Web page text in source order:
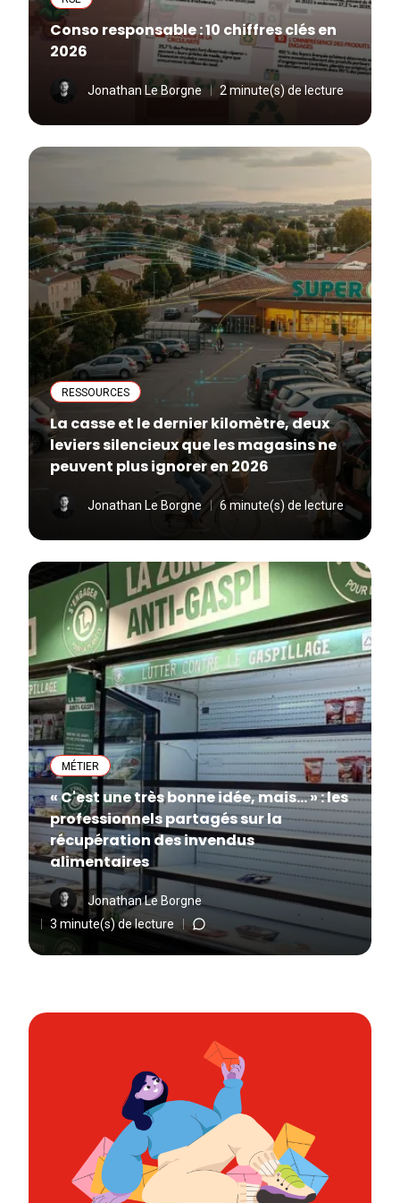
Conso responsable : 10 chiffres clés en
2026
Jonathan Le Borgne 2 minute(s) de lecture
RESSOURCES
La casse et le dernier kilomètre, deux
leviers silencieux que les magasins ne
peuvent plus ignorer en 2026
Jonathan Le Borgne 6 minute(s) de lecture
MÉTIER
« C'est une très bonne idée, mais... » : les
professionnels partagés sur la
récupération des invendus
alimentaires
Jonathan Le Borgne
3 minute(s) de lecture